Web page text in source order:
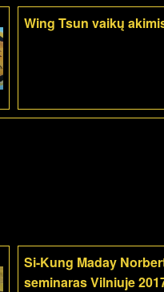
Wing Tsun vaikų
Si-Kung Maday
seminaras Vilniuje